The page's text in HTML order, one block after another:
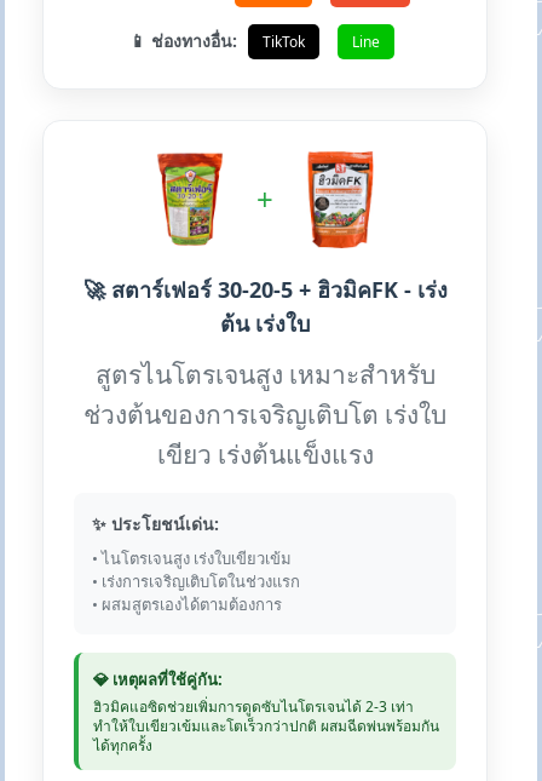
📱 ช่องทางอื่น: TikTok Line
+
🚀 สตาร์เฟอร์ 30-20-5 + ฮิวมิคFK - เร่ง
ต้น เร่งใบ
สูตรไนโตรเจนสูง เหมาะสำหรับ
ช่วงต้นของการเจริญเติบโต เร่งใบ
เขียว เร่งต้นแข็งแรง
✨ ประโยชน์เด่น:
• ไนโตรเจนสูง เร่งใบเขียวเข้ม
• เร่งการเจริญเติบโตในช่วงแรก
• ผสมสูตรเองได้ตามต้องการ
💎 เหตุผลที่ใช้คู่กัน:
ฮิวมิคแอซิดช่วยเพิ่มการดูดซับไนโตรเจนได้ 2-3 เท่า
ทำให้ใบเขียวเข้มและโตเร็วกว่าปกติ ผสมฉีดพ่นพร้อมกัน
ได้ทุกครั้ง